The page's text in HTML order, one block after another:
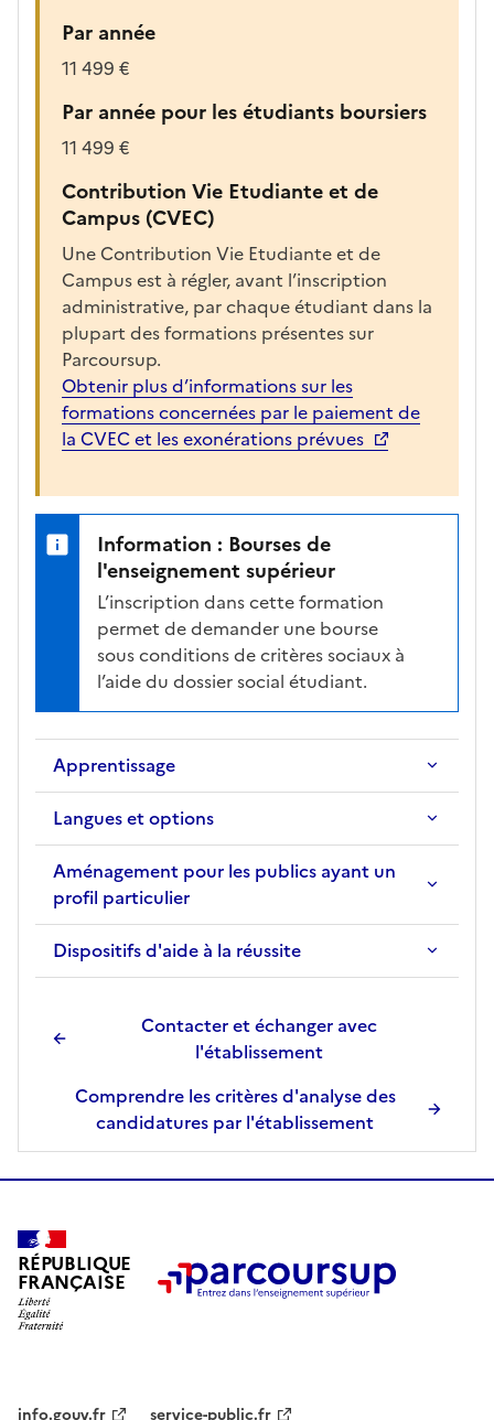
r
f
h
e
r
l
f
i
c
e
e
l
a
f
o
r
m
a
i
n
s
l
c
i
n
n
é
Par année
11 499 €
Par année pour les étudiants boursiers
11 499 €
Contribution Vie Etudiante et de
Campus (CVEC)
Une Contribution Vie Etudiante et de
Campus est à régler, avant l’inscription
administrative, par chaque étudiant dans la
plupart des formations présentes sur
Parcoursup.
Obtenir plus d’informations sur les
formations concernées par le paiement de
la CVEC et les exonérations prévues
Information : Bourses de
l'enseignement supérieur
L’inscription dans cette formation
permet de demander une bourse
sous conditions de critères sociaux à
l’aide du dossier social étudiant.
Apprentissage
Langues et options
Aménagement pour les publics ayant un
profil particulier
Dispositifs d'aide à la réussite
Contacter et échanger avec
l'établissement
Comprendre les critères d'analyse des
candidatures par l'établissement
RÉPUBLIQUE
FRANÇAISE